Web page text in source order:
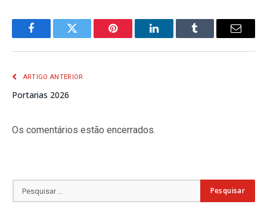
FacebookTwitter Pinterest LinkedInTumblr
E-
ARTIGO ANTERIOR
Portarias 2026
Os comentários estão encerrados.